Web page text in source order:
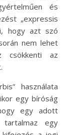
és
„expressis
hogy azt szó
nem lehet
csökkenti az
használata
egy bíróság
egy adott
egy